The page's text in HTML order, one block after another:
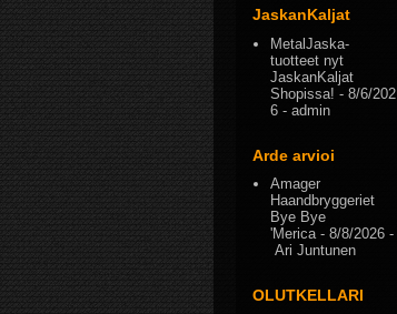
JaskanKaljat
MetalJaska-
tuotteet nyt
JaskanKaljat
Shopissa! - 8/6/202
6 - admin
Arde arvioi
Amager
Haandbryggeriet
Bye Bye
'Merica- 8/8/2026 -
Ari Juntunen
OLUTKELLARI